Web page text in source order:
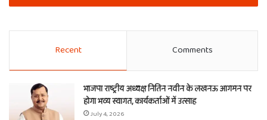
Recent Comments
भाजपा राष्ट्रीय अध्यक्ष नितिन नवीन के लखनऊ आगमन पर
होगा भव्य स्वागत, कार्यकर्ताओं में उत्साह
July 4, 2026